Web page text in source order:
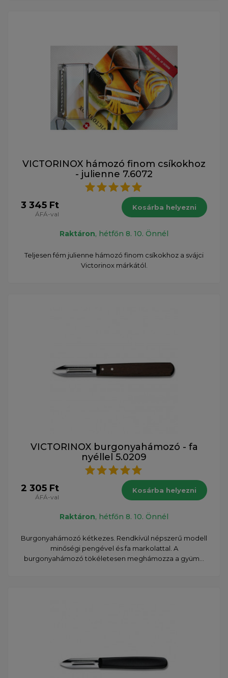
VICTORINOX hámozó finom csíkokhoz
- julienne 7.6072
3 345 Ft
ÁFÁ-val
Kosárba helyezni
Raktáron, hétfőn 8. 10. Önnél
Teljesen fém julienne hámozó finom csíkokhoz a svájci
Victorinox márkától.
VICTORINOX burgonyahámozó - fa
nyéllel 5.0209
2 305 Ft
ÁFÁ-val
Kosárba helyezni
Raktáron, hétfőn 8. 10. Önnél
Burgonyahámozó kétkezes. Rendkívül népszerű modell
minőségi pengével és fa markolattal. A
burgonyahámozó tökéletesen meghámozza a gyüm...